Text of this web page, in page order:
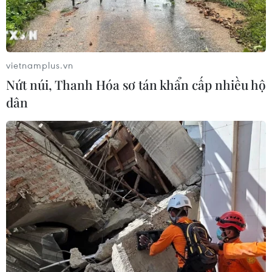
Mỹ mở rộng hỗ trợ Nhật Bản bảo vệ
đồng yen nhằm ổn định kinh tế châu
Á
Trung Quốc tăng cường trấn áp tội
phạm có tổ chức
04/08/2026 14:24
Điều gì chờ đợi đồng yen sau cái bắt
tay giữa Mỹ-Nhật?
04/08/2026 14:11
ASC 2026: Tiếp lửa đam mê khoa học
vietnamplus.vn
Nứt núi, Thanh Hóa sơ tán khẩn cấp nhiều hộ
dân